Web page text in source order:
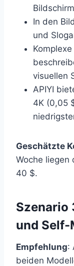
In den
und
visuellen
APIYI
4K (0,05
Geschätzte
Woche liegen
40 $.
Szenario
und Self-
Empfehlung:
beiden